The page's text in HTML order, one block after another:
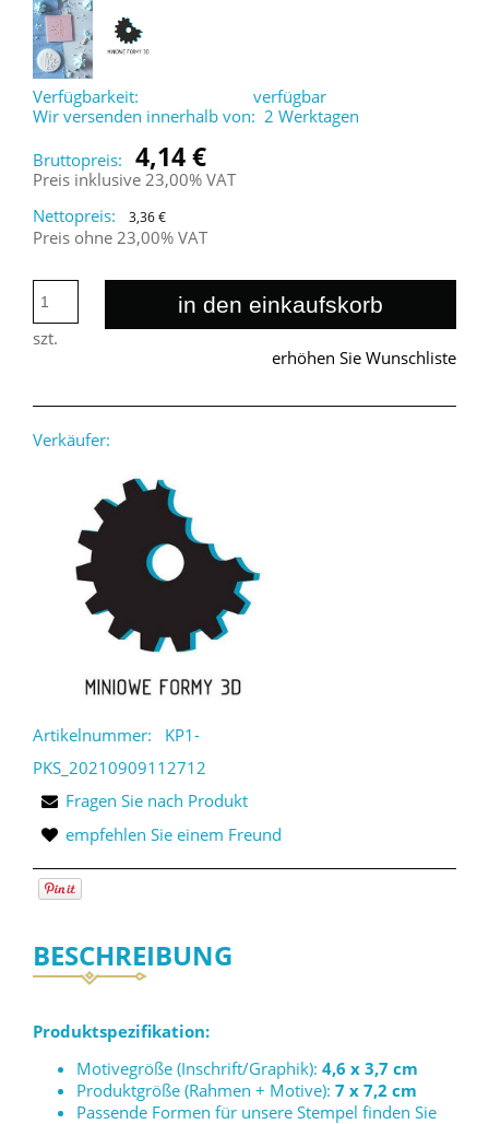
Verfügbarkeit:
verfügbar
Wir versenden innerhalb von: 2 Werktagen
Bruttopreis:
4,14 €
Preis inklusive 23,00% VAT
Nettopreis:
3,36 €
Preis ohne 23,00% VAT
szt.
in den einkaufskorb
erhöhen Sie Wunschliste
Verkäufer:
Artikelnummer:
KP1-
PKS_20210909112712
Fragen Sie nach Produkt
empfehlen Sie einem Freund
BESCHREIBUNG
Produktspezifikation:
Motivegröße (Inschrift/Graphik): 4,6 x 3,7 cm
Produktgröße (Rahmen + Motive): 7 x 7,2 cm
Passende Formen für unsere Stempel finden Sie